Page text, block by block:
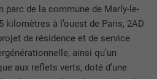
parc de la commune de Marly-le-
kilomètres à l’ouest de Paris, 2AD
de résidence et de service
ainsi qu’un
aux reflets verts, doté d’une